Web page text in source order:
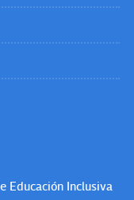
Educación Inclusiva